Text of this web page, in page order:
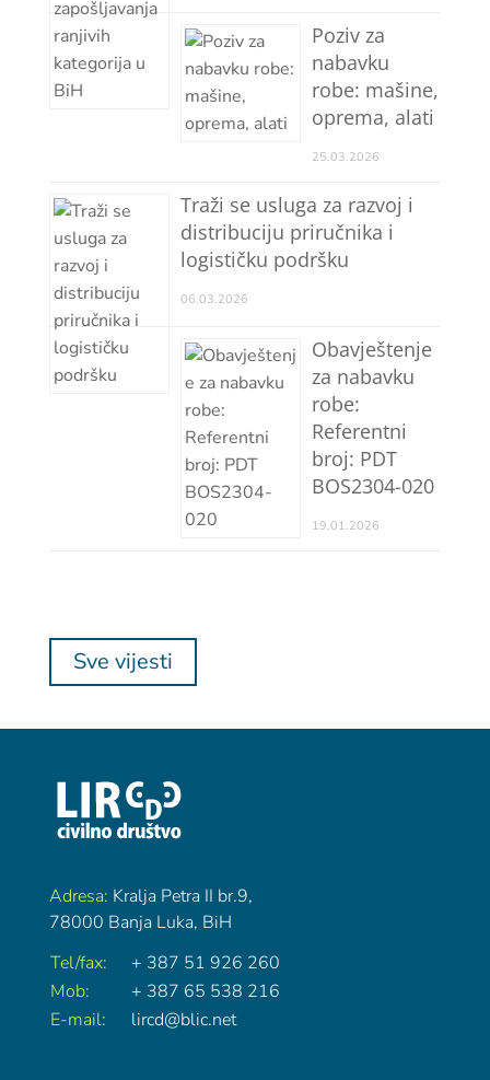
Poziv za
nabavku
robe: mašine,
oprema, alati
25.03.2026
Traži se usluga za razvoj i
distribuciju priručnika i
logističku podršku
06.03.2026
Obavještenje
za nabavku
robe:
Referentni
broj: PDT
BOS2304-020
19.01.2026
Sve vijesti
Adresa: Kralja Petra II br.9,
78000 Banja Luka, BiH
Tel/fax:
+ 387 51 926 260
Mob:
+ 387 65 538 216
E-mail:
lircd@blic.net